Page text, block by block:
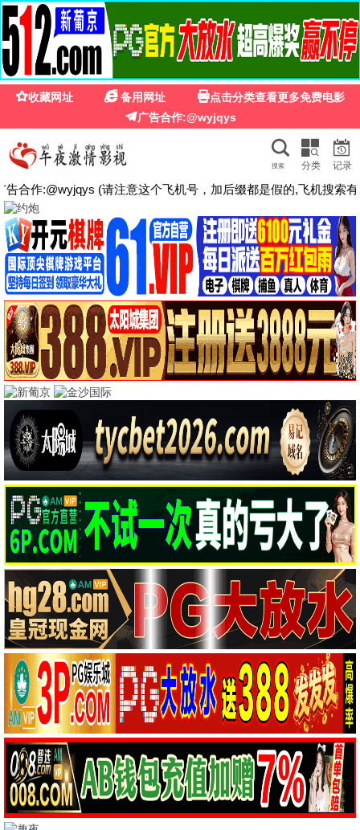
经典影视
经典影视 · 岁月留声
汇集百年经典，高清怀旧老片，免费流畅观看
立即观看
豆瓣高分经典
肖申克的救赎
剧情
霸王别姬
文艺